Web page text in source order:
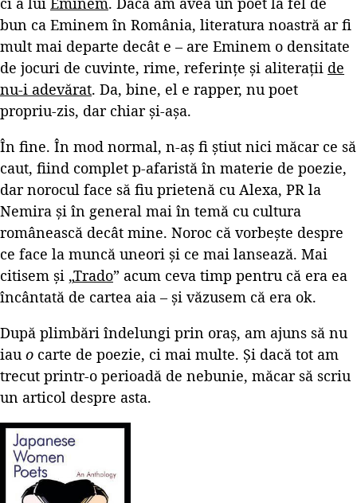
bun ca Eminem în România, literatura noastră ar fi
mult mai departe decât e – are Eminem o densitate
de jocuri de cuvinte, rime, referințe și aliterații de
nu-i adevărat. Da, bine, el e rapper, nu poet
propriu-zis, dar chiar și-așa.
În fine. În mod normal, n-aș fi știut nici măcar ce să
caut, fiind complet p-afaristă în materie de poezie,
dar norocul face să fiu prietenă cu Alexa, PR la
Nemira și în general mai în temă cu cultura
românească decât mine. Noroc că vorbește despre
ce face la muncă uneori și ce mai lansează. Mai
citisem și „Trado” acum ceva timp pentru că era ea
încântată de cartea aia – și văzusem că era ok.
După plimbări îndelungi prin oraș, am ajuns să nu
iau o carte de poezie, ci mai multe. Și dacă tot am
trecut printr-o perioadă de nebunie, măcar să scriu
un articol despre asta.